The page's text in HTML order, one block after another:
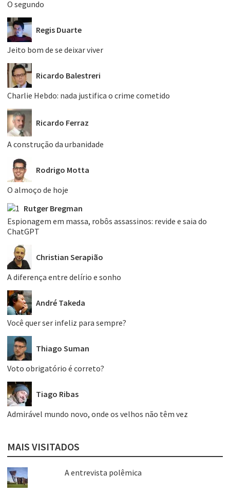
O segundo
Regis Duarte
Jeito bom de se deixar viver
Ricardo Balestreri
Charlie Hebdo: nada justifica o crime cometido
Ricardo Ferraz
A construção da urbanidade
Rodrigo Motta
O almoço de hoje
Rutger Bregman
Espionagem em massa, robôs assassinos: revide e saia do
ChatGPT
Christian Serapião
A diferença entre delírio e sonho
André Takeda
Você quer ser infeliz para sempre?
Thiago Suman
Voto obrigatório é correto?
Tiago Ribas
Admirável mundo novo, onde os velhos não têm vez
MAIS VISITADOS
A entrevista polêmica